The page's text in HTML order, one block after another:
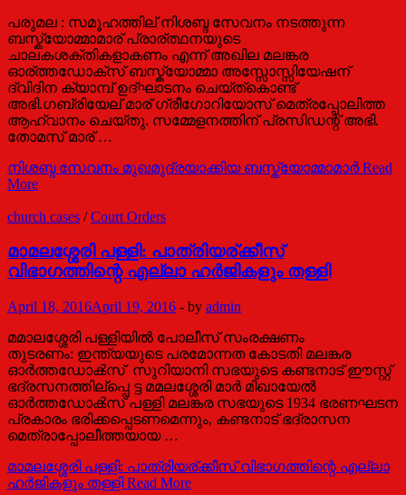
പരുമല : സമൂഹത്തില് നിശബ്ദ സേവനം നടത്തുന്ന
ബസ്ക്യോമ്മാമാര് പ്രാര്ത്ഥനയുടെ
ചാലകശക്തികളാകണം എന്ന് അഖില മലങ്കര
ഓര്ത്തഡോക്സ് ബസ്ക്യോമ്മാ അസ്സോസ്സിയേഷന്
ദ്വിദിന ക്യാമ്പ് ഉദ്ഘാടനം ചെയ്ത്കൊണ്ട്
അഭി.ഗബ്രിയേല് മാര് ഗ്രീഗോറിയോസ് മെത്രപ്പോലിത്ത
ആഹ്വാനം ചെയ്തു. സമ്മേളനത്തിന് പ്രസിഡന്റ് അഭി.
തോമസ് മാര് …
നിശബ്ദ സേവനം മുഖമുദ്രയാക്കിയ ബസ്ക്യോമ്മാമാർRead
More
church cases /Court Orders
മാമലശ്ശേരി പള്ളി: പാത്രിയര്ക്കീസ്
വിഭാഗത്തിന്റെ എല്ലാ ഹര്‍ജികളും തള്ളി
April 18, 2016April 19, 2016 - by admin
മമാലശ്ശേരി പള്ളിയില്‍ പോലീസ് സംരക്ഷണം
തുടരണം: ഇന്ത്യയുടെ പരമോന്നത കോടതി മലങ്കര
ഓര്‍ത്തഡോക്‍സ്‌ ‌ സുറിയാനി സഭയുടെ കണ്ടനാട് ഈസ്റ്റ്‌
ഭദ്രസനത്തില്പ്പെ ട്ട മമലശ്ശേരി മാര്‍ മിഖായേല്‍
ഓര്‍ത്തഡോക്‍സ്‌ പള്ളി മലങ്കര സഭയുടെ 1934 ഭരണഘടന
പ്രകാരം ഭരിക്കപ്പെടണമെന്നും, കണ്ടനാട് ഭദ്രാസന
മെത്രാപ്പോലീത്തയായ …
മാമലശ്ശേരി പള്ളി: പാത്രിയര്ക്കീസ് വിഭാഗത്തിന്റെ എല്ലാ
ഹര്‍ജികളും തള്ളിRead More